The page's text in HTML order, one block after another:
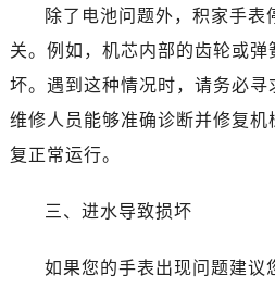
除了电池问题外，积家手表
关。例如，机芯内部的齿轮或弹
坏。遇到这种情况时，请务必寻
维修人员能够准确诊断并修复
复正常运行。
三、进水导致损坏
如果您的手表出现问题建议